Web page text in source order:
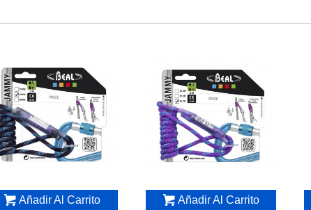
Añadir Al Carrito Añadir Al Carrito